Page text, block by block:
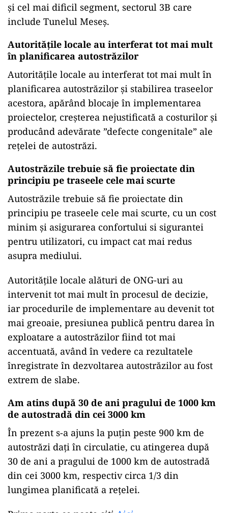
și cel mai dificil segment, sectorul 3B care
include Tunelul Meseș.
Autoritățile locale au interferat tot mai mult
în planificarea autostrăzilor
Autoritățile locale au interferat tot mai mult în
planificarea autostrăzilor și stabilirea traseelor
acestora, apărând blocaje în implementarea
proiectelor, creșterea nejustificată a costurilor și
producând adevărate ”defecte congenitale” ale
rețelei de autostrăzi.
Autostrăzile trebuie să fie proiectate din
principiu pe traseele cele mai scurte
Autostrăzile trebuie să fie proiectate din
principiu pe traseele cele mai scurte, cu un cost
minim și asigurarea confortului si sigurantei
pentru utilizatori, cu impact cat mai redus
asupra mediului.
Autoritățile locale alături de ONG-uri au
intervenit tot mai mult în procesul de decizie,
iar procedurile de implementare au devenit tot
mai greoaie, presiunea publică pentru darea în
exploatare a autostrăzilor fiind tot mai
accentuată, având în vedere ca rezultatele
înregistrate în dezvoltarea autostrăzilor au fost
extrem de slabe.
Am atins după 30 de ani pragului de 1000 km
de autostradă din cei 3000 km
În prezent s-a ajuns la puțin peste 900 km de
autostrăzi dați în circulatie, cu atingerea după
30 de ani a pragului de 1000 km de autostradă
din cei 3000 km, respectiv circa 1/3 din
lungimea planificată a rețelei.